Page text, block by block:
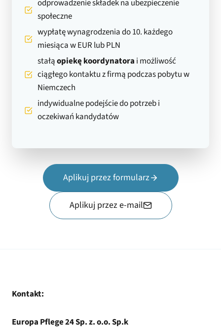
odprowadzenie składek na ubezpieczenie
społeczne
wypłatę wynagrodzenia do 10. każdego
miesiąca w EUR lub PLN
stałąopiekę koordynatora i możliwość
ciągłego kontaktu z firmą podczas pobytu w
Niemczech
indywidualne podejście do potrzeb i
oczekiwań kandydatów
Aplikuj przez formularz
Aplikuj przez e-mail
Kontakt:
Europa Pflege 24 Sp. z. o.o. Sp.k